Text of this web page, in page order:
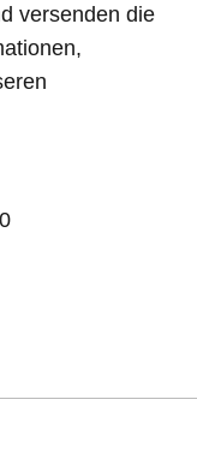
versenden die